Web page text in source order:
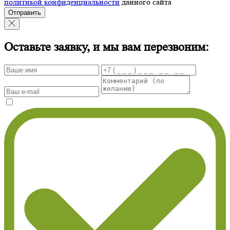
политикой конфиденциальности данного сайта
Отправить
Оставьте заявку, и мы вам перезвоним: